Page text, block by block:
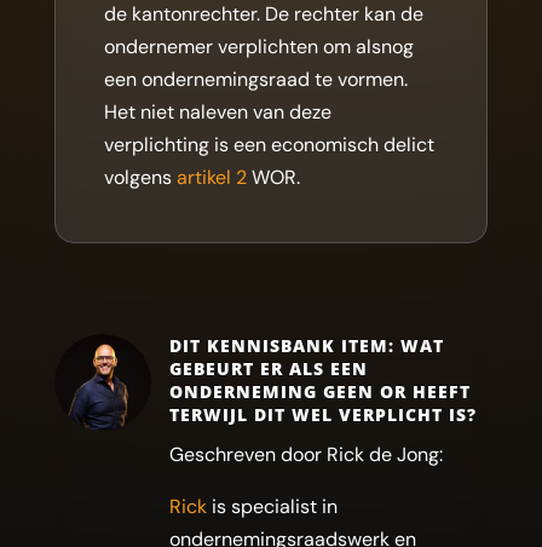
de kantonrechter. De rechter kan de
ondernemer verplichten om alsnog
een ondernemingsraad te vormen.
Het niet naleven van deze
verplichting is een economisch delict
volgensartikel 2WOR.
DIT KENNISBANK ITEM: WAT
GEBEURT ER ALS EEN
ONDERNEMING GEEN OR HEEFT
TERWIJL DIT WEL VERPLICHT IS?
Geschreven door Rick de Jong:
Rickis specialist in
ondernemingsraadswerk en